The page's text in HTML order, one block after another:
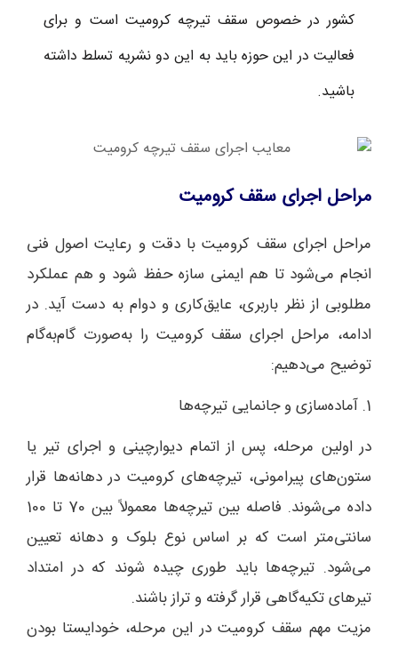
کشور در خصوص سقف تیرچه کرومیت است و برای
فعالیت در این حوزه باید به این دو نشریه تسلط داشته
باشید.
مراحل اجرای سقف کرومیت
مراحل اجرای سقف کرومیت با دقت و رعایت اصول فنی
انجام می‌شود تا هم ایمنی سازه حفظ شود و هم عملکرد
مطلوبی از نظر باربری، عایق‌کاری و دوام به دست آید. در
ادامه، مراحل اجرای سقف کرومیت را به‌صورت گام‌به‌گام
توضیح می‌دهیم:
1. آماده‌سازی و جانمایی تیرچه‌ها
در اولین مرحله، پس از اتمام دیوارچینی و اجرای تیر یا
ستون‌های پیرامونی، تیرچه‌های کرومیت در دهانه‌ها قرار
داده می‌شوند. فاصله بین تیرچه‌ها معمولاً بین 70 تا 100
سانتی‌متر است که بر اساس نوع بلوک و دهانه تعیین
می‌شود. تیرچه‌ها باید طوری چیده شوند که در امتداد
تیرهای تکیه‌گاهی قرار گرفته و تراز باشند.
مزیت مهم سقف کرومیت در این مرحله، خودایستا بودن